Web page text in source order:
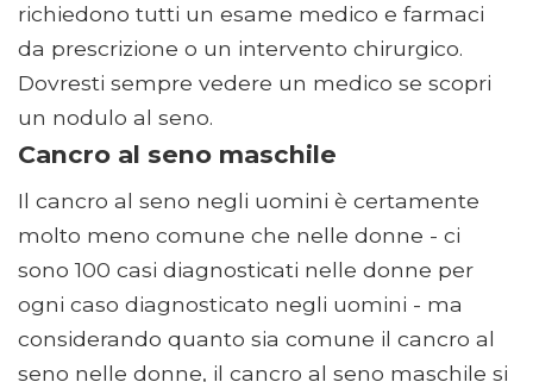
richiedono tutti un esame medico e farmaci
da prescrizione o un intervento chirurgico.
Dovresti sempre vedere un medico se scopri
un nodulo al seno.
Cancro al seno maschile
Il cancro al seno negli uomini è certamente
molto meno comune che nelle donne - ci
sono 100 casi diagnosticati nelle donne per
ogni caso diagnosticato negli uomini - ma
considerando quanto sia comune il cancro al
seno nelle donne, il cancro al seno maschile si